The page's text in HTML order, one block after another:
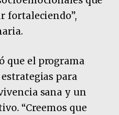
fortaleciendo”,
que el programa
para
sana y un
“Creemos que